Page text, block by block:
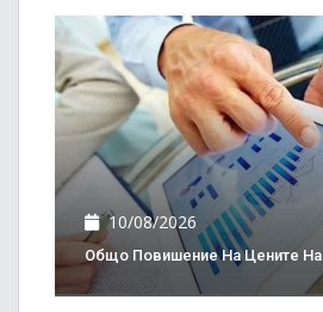
10/08/2026
Общо Повишение На Цените На